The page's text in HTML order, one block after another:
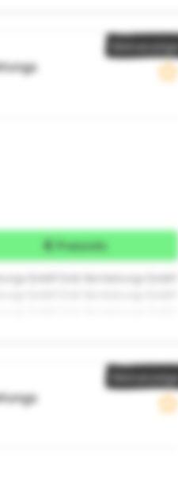
Kleinanzeige
Preisinfo
Kleinanzeige